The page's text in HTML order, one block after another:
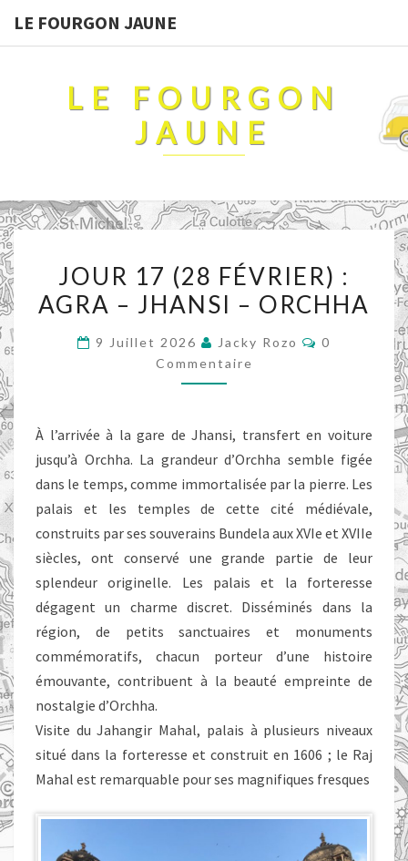
LE FOURGON JAUNE
LE FOURGON
JAUNE
17
(28
:
AGRA
JHANSI
ORCHHA
JOUR 17 (28 FÉVRIER) :
AGRA – JHANSI – ORCHHA
9 Juillet 2026 Jacky Rozo
0
Commentaire
À l’arrivée à la gare de Jhansi, transfert en voiture
jusqu’à Orchha. La grandeur d’Orchha semble figée
dans le temps, comme immortalisée par la pierre. Les
palais et les temples de cette cité médiévale,
construits par ses souverains Bundela aux XVIe et XVIIe
siècles, ont conservé une grande partie de leur
splendeur originelle. Les palais et la forteresse
dégagent un charme discret. Disséminés dans la
région, de petits sanctuaires et monuments
commémoratifs, chacun porteur d’une histoire
émouvante, contribuent à la beauté empreinte de
nostalgie d’Orchha.
Visite du Jahangir Mahal, palais à plusieurs niveaux
situé dans la forteresse et construit en 1606 ; le Raj
Mahal est remarquable pour ses magnifiques fresques